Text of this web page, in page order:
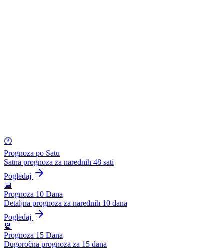
🕐
Prognoza po Satu
Satna prognoza za narednih 48 sati
Pogledaj
📅
Prognoza 10 Dana
Detaljna prognoza za narednih 10 dana
Pogledaj
📆
Prognoza 15 Dana
Dugoročna prognoza za 15 dana